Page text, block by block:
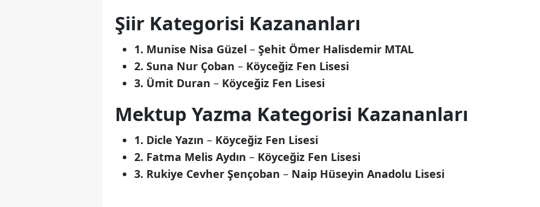
Şiir Kategorisi Kazananları
1. Munise Nisa Güzel – Şehit Ömer Halisdemir MTAL
2. Suna Nur Çoban – Köyceğiz Fen Lisesi
3. Ümit Duran – Köyceğiz Fen Lisesi
Mektup Yazma Kategorisi Kazananları
1. Dicle Yazın – Köyceğiz Fen Lisesi
2. Fatma Melis Aydın – Köyceğiz Fen Lisesi
3. Rukiye Cevher Şençoban – Naip Hüseyin Anadolu Lisesi